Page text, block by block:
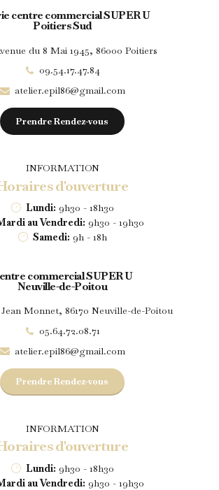
centre commercial SUPER U
Poitiers Sud
du 8 Mai 1945, 86000 Poitiers
09.54.17.47.84
atelier.epil86@gmail.com
Prendre Rendez-vous
INFORMATION
d'ouverture
Lundi: 9h30 - 18h30
au Vendredi: 9h30 - 19h30
Samedi: 9h - 18h
commercial SUPER U
Neuville-de-Poitou
Jean Monnet, 86170 Neuville-de-Poitou
05.64.72.08.71
atelier.epil86@gmail.com
Prendre Rendez-vous
INFORMATION
d'ouverture
Lundi: 9h30 - 18h30
au Vendredi: 9h30 - 19h30